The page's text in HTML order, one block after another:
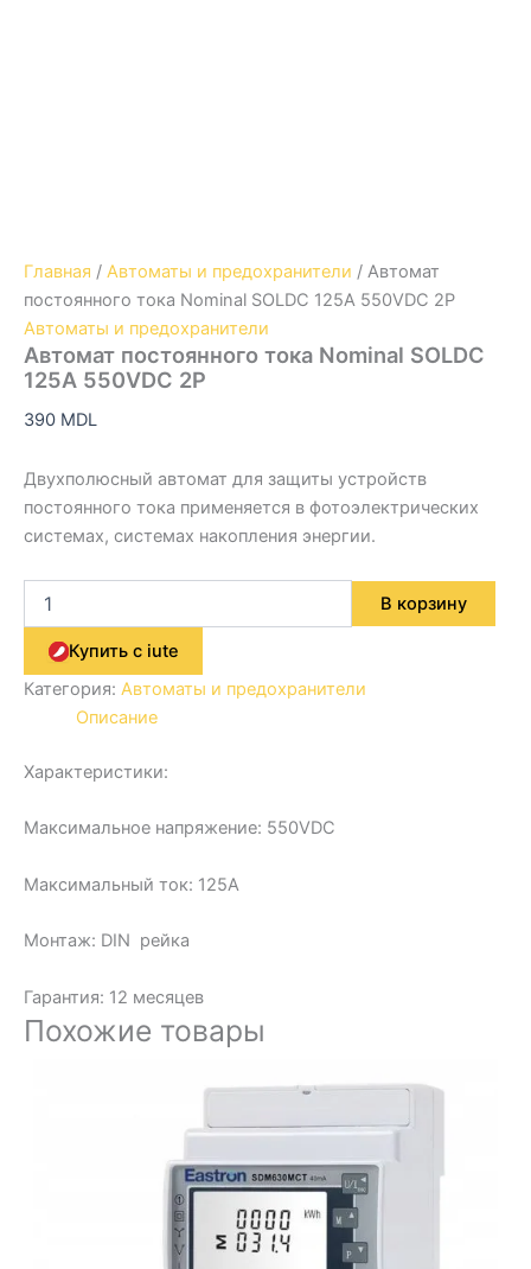
Главная / Автоматы и предохранители / Автомат
постоянного тока Nominal SOLDC 125A 550VDC 2P
Автоматы и предохранители
Автомат постоянного тока Nominal SOLDC
125A 550VDC 2P
390 MDL
Двухполюсный автомат для защиты устройств
постоянного тока применяется в фотоэлектрических
системах, системах накопления энергии.
В корзину
Купить с iute
Категория: Автоматы и предохранители
Описание
Характеристики:
Максимальное напряжение: 550VDC
Максимальный ток: 125A
Монтаж: DIN рейка
Гарантия: 12 месяцев
Похожие товары